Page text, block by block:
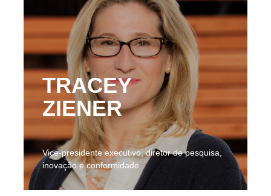
TRACEY
ZIENER
Vice-presidente executivo, diretor de pesquisa,
inovação e conformidade